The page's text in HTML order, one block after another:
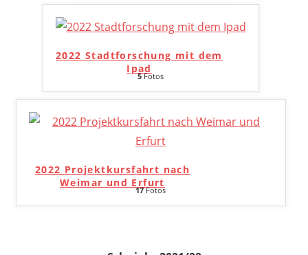
2022 Stadtforschung mit dem
Ipad
5Fotos
2022 Projektkursfahrt nach
Weimar und Erfurt
17Fotos